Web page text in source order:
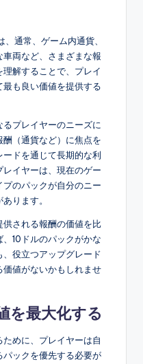
通常、ゲーム内通貨、
両など、さまざまな報
解することで、プレイ
も良い価値を提供する
プレイヤーのニーズに
（通貨など）に焦点を
ドを通じて長期的な利
イヤーは、現在のゲー
のパックが自分のニー
ります。
供される報酬の価値を比
10ドルのパックがかな
役立つアップグレード
値がないかもしれませ
を最大化する
めに、プレイヤーは自
ックを優先する必要が